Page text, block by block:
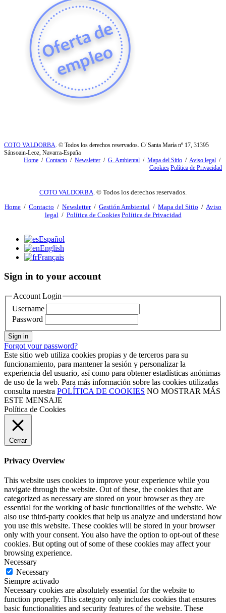
COTO VALDORBA . © Todos los derechos reservados. C/ Santa María nº 17, 31395
Sánsoain-Leoz, Navarra-España
Home / Contacto / Newsletter / G. Ambiental / Mapa del Sitio / Aviso legal /
Cookies Política de Privacidad
COTO VALDORBA . © Todos los derechos reservados.
Home / Contacto / Newsletter/ Gestión Ambiental / Mapa del Sitio / Aviso
legal / Política de Cookies Política de Privacidad
Español
English
Français
Sign in to your account
Account Login
Username
Password
Sign in
Forgot your password?
Este sitio web utiliza cookies propias y de terceros para su
funcionamiento, para mantener la sesión y personalizar la
experiencia del usuario, así como para obtener estadísticas anónimas
de uso de la web. Para más información sobre las cookies utilizadas
consulta nuestra POLÍTICA DE COOKIES NO MOSTRAR MÁS
ESTE MENSAJE
Política de Cookies
Cerrar
Privacy Overview
This website uses cookies to improve your experience while you
navigate through the website. Out of these, the cookies that are
categorized as necessary are stored on your browser as they are
essential for the working of basic functionalities of the website. We
also use third-party cookies that help us analyze and understand how
you use this website. These cookies will be stored in your browser
only with your consent. You also have the option to opt-out of these
cookies. But opting out of some of these cookies may affect your
browsing experience.
Necessary
Necessary
Siempre activado
Necessary cookies are absolutely essential for the website to
function properly. This category only includes cookies that ensures
basic functionalities and security features of the website. These